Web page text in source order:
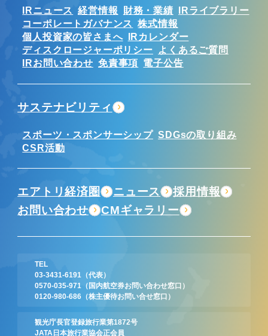
TEL
03-3431-6191
（代表）
0570-035-971
（国内航空券お問い合わせ窓口）
0120-980-686 （株主優待お問い合せ窓口）
観光庁長官登録旅行業第1872号
JATA日本旅行業協会正会員
IRニュース 経営情報 財務・業績
IRライブラリー
コーポレートガバナンス 株式情報
個人投資家の皆さまへ
IRカレンダー
ディスクロージャーポリシー
よくあるご質問
IRお問い合わせ 免責事項 電子公告
サステナビリティ
スポーツ・スポンサーシップ SDGsの取り組み
CSR活動
エアトリ経済圏 ニュース
採用情報
お問い合わせ
CMギャラリー